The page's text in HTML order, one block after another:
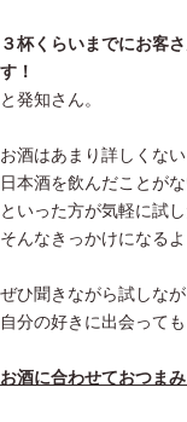
３杯くらいまでにお客
す！
と発知さん。
お酒はあまり詳しくない
日本酒を飲んだことが
といった方が気軽に試
そんなきっかけになる
ぜひ聞きながら試しなが
自分の好きに出会って
お酒に合わせておつま